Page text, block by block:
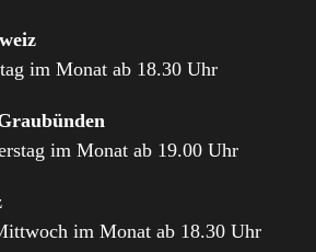
im Monat ab 18.30 Uhr
im Monat ab 19.00 Uhr
im Monat ab 18.30 Uhr